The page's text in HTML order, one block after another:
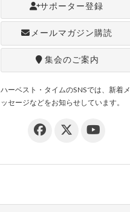
サポーター登録
メールマガジン購読
集会のご案内
ハーベスト・タイムのSNSでは、新着メ
ッセージなどをお知らせしています。